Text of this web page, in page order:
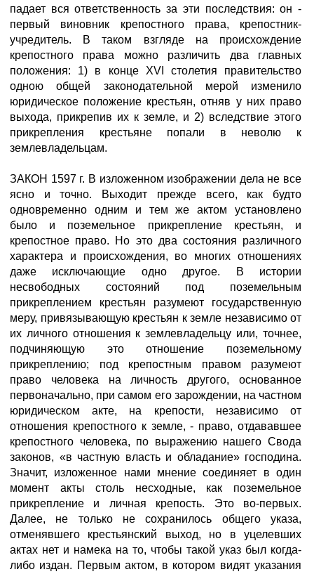
падает вся ответственность за эти последствия: он -
первый виновник крепостного права, крепостник-
учредитель. В таком взгляде на происхождение
крепостного права можно различить два главных
положения: 1) в конце XVI столетия правительство
одною общей законодательной мерой изменило
юридическое положение крестьян, отняв у них право
выхода, прикрепив их к земле, и 2) вследствие этого
прикрепления крестьяне попали в неволю к
землевладельцам.
ЗАКОН 1597 г. В изложенном изображении дела не все
ясно и точно. Выходит прежде всего, как будто
одновременно одним и тем же актом установлено
было и поземельное прикрепление крестьян, и
крепостное право. Но это два состояния различного
характера и происхождения, во многих отношениях
даже исключающие одно другое. В истории
несвободных состояний под поземельным
прикреплением крестьян разумеют государственную
меру, привязывающую крестьян к земле независимо от
их личного отношения к землевладельцу или, точнее,
подчиняющую это отношение поземельному
прикреплению; под крепостным правом разумеют
право человека на личность другого, основанное
первоначально, при самом его зарождении, на частном
юридическом акте, на крепости, независимо от
отношения крепостного к земле, - право, отдававшее
крепостного человека, по выражению нашего Свода
законов, «в частную власть и обладание» господина.
Значит, изложенное нами мнение соединяет в один
момент акты столь несходные, как поземельное
прикрепление и личная крепость. Это во-первых.
Далее, не только не сохранилось общего указа,
отменявшего крестьянский выход, но в уцелевших
актах нет и намека на то, чтобы такой указ был когда-
либо издан. Первым актом, в котором видят указания